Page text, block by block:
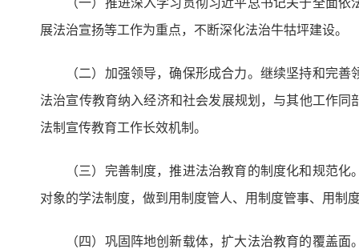
（一）推进深入学习贯彻习近平总书记关于全面
展法治宣扬等工作为重点，不断深化法治牛牯坪建设。
（二）加强领导，确保形成合力。继续坚持和完
法治宣传教育纳入经济和社会发展规划，与其他工作
法制宣传教育工作长效机制。
（三）完善制度，推进法治教育的制度化和规范
对象的学法制度，做到用制度管人、用制度管事、用制
（四）巩固阵地创新载体，扩大法治教育的覆盖